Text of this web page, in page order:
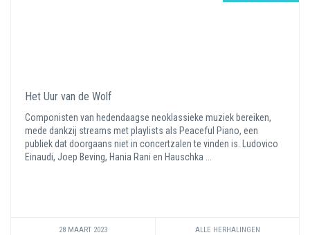
Het Uur van de Wolf
Componisten van hedendaagse neoklassieke muziek bereiken,
mede dankzij streams met playlists als Peaceful Piano, een
publiek dat doorgaans niet in concertzalen te vinden is. Ludovico
Einaudi, Joep Beving, Hania Rani en Hauschka ...
28 MAART 2023 ALLE HERHALINGEN